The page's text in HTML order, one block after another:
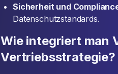
Sicherheit und
Datenschutzstandards.
Wie integriert man
Vertriebsstrategie?